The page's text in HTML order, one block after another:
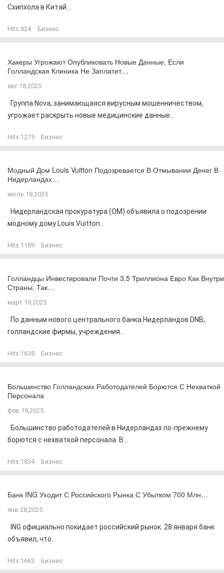
Схипхола в Китай...
Hits:824 Бизнес
Хакеры Угрожают Опубликовать Новые Данные, Если
Голландская Клиника Не Заплатит…
авг 18,2025
Группа Nova, занимающаяся вирусным мошенничеством,
угрожает раскрыть новые медицинские данные...
Hits:1275 Бизнес
Модный Дом Louis Vuitton Подозревается В Отмывании Денег В
Нидерландах…
июль 18,2025
Нидерландская прокуратура (OM) объявила о подозрении
модному дому Louis Vuitton...
Hits:1189 Бизнес
Голландцы Инвестировали Почти 3,5 Триллиона Евро Как Внутри
Страны, Так…
март 19,2025
По данным нового центрального банка Нидерландов DNB,
голландские фирмы, учреждения...
Hits:1638 Бизнес
Большинство Голландских Работодателей Борются С Нехваткой
Персонала
фев 18,2025
Большинство работодателей в Нидерландах по-прежнему
борются с нехваткой персонала. В...
Hits:1834 Бизнес
Банк ING Уходит С Российского Рынка С Убытком 700 Млн…
янв 28,2025
ING официально покидает российский рынок. 28 января банк
объявил, что...
Hits:1663 Бизнес